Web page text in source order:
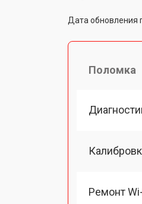
Дата обновления
Поломка
Ремонт